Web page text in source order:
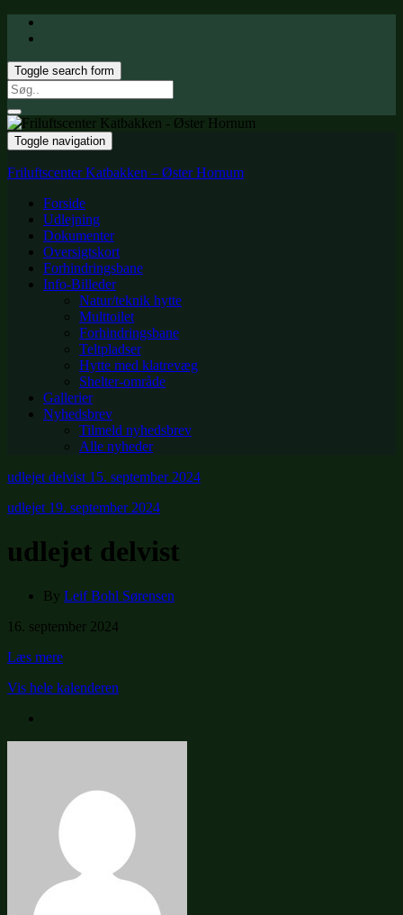
Toggle search form
Search
for:
Toggle navigation
Friluftscenter Katbakken – Øster Hornum
Forside
Udlejning
Dokumenter
Oversigtskort
Forhindringsbane
Info-Billeder
Natur/teknik hytte
Multtoilet
Forhindringsbane
Teltpladser
Hytte med klatrevæg
Shelter-område
Gallerier
Nyhedsbrev
Tilmeld nyhedsbrev
Alle nyheder
udlejet delvist 15. september 2024
udlejet 19. september 2024
udlejet delvist
By Leif Bohl Sørensen
udlejet
16. september 2024
Læs mere
Vis hele kalenderen